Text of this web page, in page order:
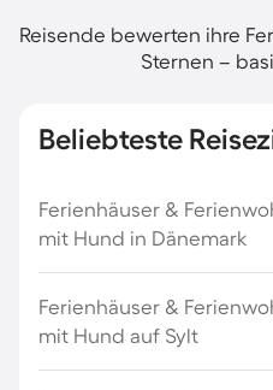
Reisende bewerten ihre
Sternen –
Beliebteste
Ferienhäuser &
mit Hund in Dänemark
Ferienhäuser &
mit Hund auf Sylt